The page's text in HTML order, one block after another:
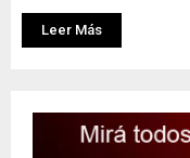
Leer Más